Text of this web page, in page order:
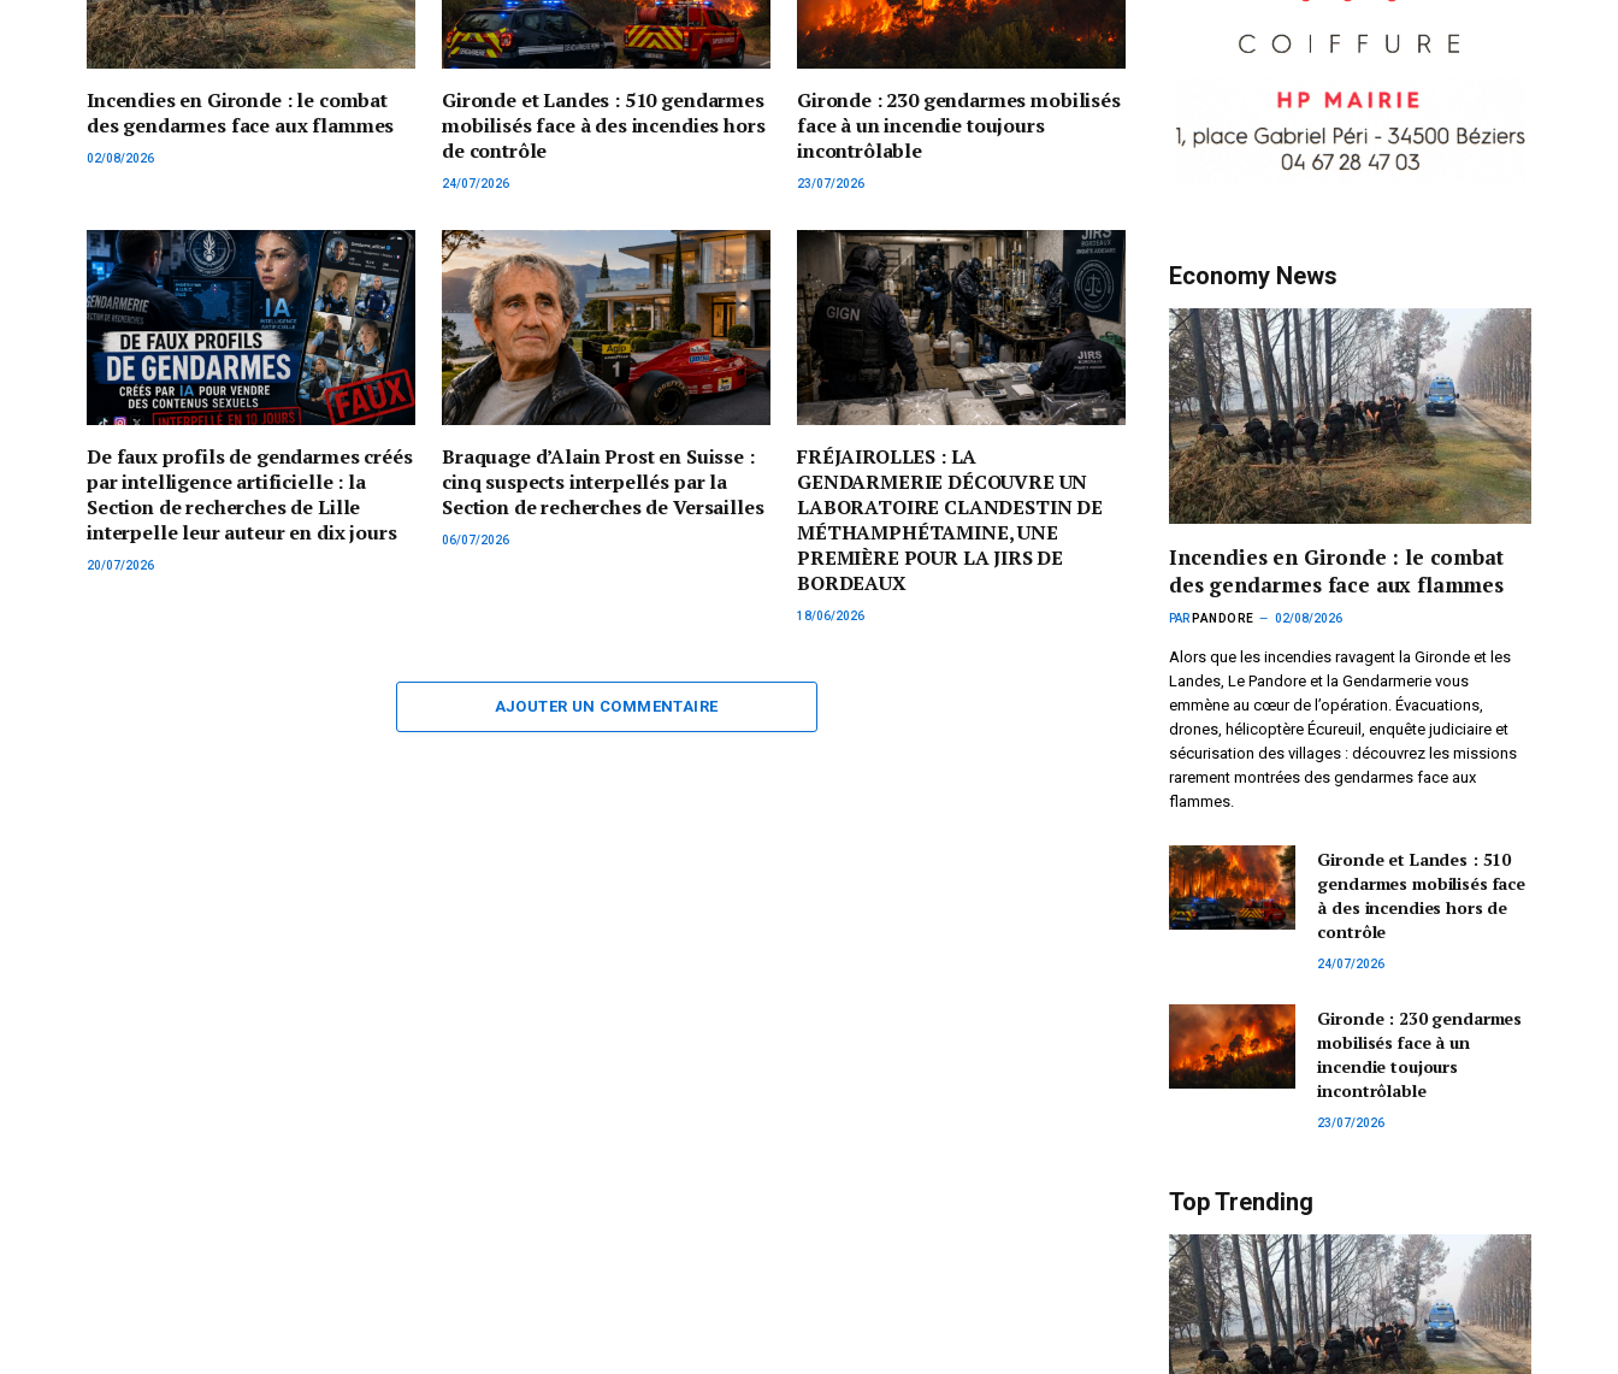
Incendies en Gironde : le combat
des gendarmes face aux flammes
02/08/2026
Gironde et Landes : 510 gendarmes
mobilisés face à des incendies hors
de contrôle
24/07/2026
Gironde : 230 gendarmes mobilisés
face à un incendie toujours
incontrôlable
23/07/2026
De faux profils de gendarmes créés
par intelligence artificielle : la
Section de recherches de Lille
interpelle leur auteur en dix jours
20/07/2026
Braquage d’Alain Prost en Suisse :
cinq suspects interpellés par la
Section de recherches de Versailles
06/07/2026
FRÉJAIROLLES : LA
GENDARMERIE DÉCOUVRE UN
LABORATOIRE CLANDESTIN DE
MÉTHAMPHÉTAMINE, UNE
PREMIÈRE POUR LA JIRS DE
BORDEAUX
18/06/2026
AJOUTER UN COMMENTAIRE
Economy News
Incendies en Gironde : le combat
des gendarmes face aux flammes
PAR PANDORE 02/08/2026
Alors que les incendies ravagent la Gironde et les
Landes, Le Pandore et la Gendarmerie vous
emmène au cœur de l’opération. Évacuations,
drones, hélicoptère Écureuil, enquête judiciaire et
sécurisation des villages : découvrez les missions
rarement montrées des gendarmes face aux
flammes.
Gironde et Landes : 510
gendarmes mobilisés face
à des incendies hors de
contrôle
24/07/2026
Gironde : 230 gendarmes
mobilisés face à un
incendie toujours
incontrôlable
23/07/2026
Top Trending